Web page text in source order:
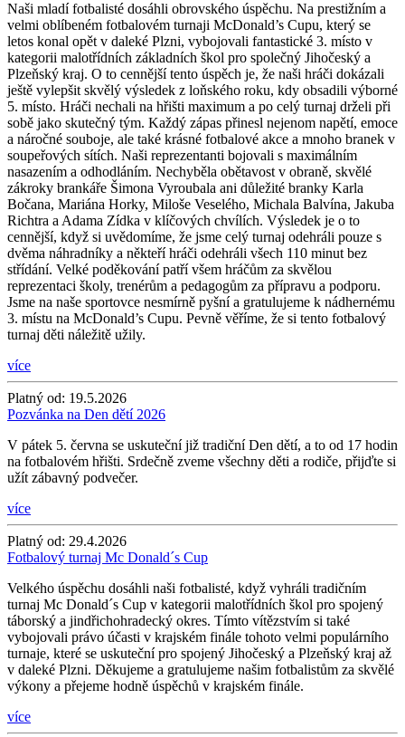
Naši mladí fotbalisté dosáhli obrovského úspěchu. Na prestižním a
velmi oblíbeném fotbalovém turnaji McDonald’s Cupu, který se
letos konal opět v daleké Plzni, vybojovali fantastické 3. místo v
kategorii malotřídních základních škol pro společný Jihočeský a
Plzeňský kraj. O to cennější tento úspěch je, že naši hráči dokázali
ještě vylepšit skvělý výsledek z loňského roku, kdy obsadili výborné
5. místo. Hráči nechali na hřišti maximum a po celý turnaj drželi při
sobě jako skutečný tým. Každý zápas přinesl nejenom napětí, emoce
a náročné souboje, ale také krásné fotbalové akce a mnoho branek v
soupeřových sítích. Naši reprezentanti bojovali s maximálním
nasazením a odhodláním. Nechyběla obětavost v obraně, skvělé
zákroky brankáře Šimona Vyroubala ani důležité branky Karla
Bočana, Mariána Horky, Miloše Veselého, Michala Balvína, Jakuba
Richtra a Adama Zídka v klíčových chvílích. Výsledek je o to
cennější, když si uvědomíme, že jsme celý turnaj odehráli pouze s
dvěma náhradníky a někteří hráči odehráli všech 110 minut bez
střídání. Velké poděkování patří všem hráčům za skvělou
reprezentaci školy, trenérům a pedagogům za přípravu a podporu.
Jsme na naše sportovce nesmírně pyšní a gratulujeme k nádhernému
3. místu na McDonald’s Cupu. Pevně věříme, že si tento fotbalový
turnaj děti náležitě užily.
více
Platný od: 19.5.2026
Pozvánka na Den dětí 2026
V pátek 5. června se uskuteční již tradiční Den dětí, a to od 17 hodin
na fotbalovém hřišti. Srdečně zveme všechny děti a rodiče, přijďte si
užít zábavný podvečer.
více
Platný od: 29.4.2026
Fotbalový turnaj Mc Donald´s Cup
Velkého úspěchu dosáhli naši fotbalisté, když vyhráli tradičním
turnaj Mc Donald´s Cup v kategorii malotřídních škol pro spojený
táborský a jindřichohradecký okres. Tímto vítězstvím si také
vybojovali právo účasti v krajském finále tohoto velmi populárního
turnaje, které se uskuteční pro spojený Jihočeský a Plzeňský kraj až
v daleké Plzni. Děkujeme a gratulujeme našim fotbalistům za skvělé
výkony a přejeme hodně úspěchů v krajském finále.
více